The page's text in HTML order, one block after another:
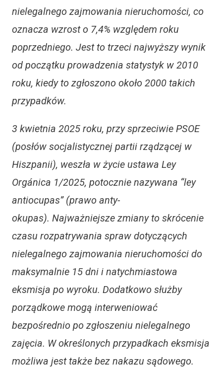
nielegalnego zajmowania nieruchomości, co
oznacza wzrost o 7,4% względem roku
poprzedniego. Jest to trzeci najwyższy wynik
od początku prowadzenia statystyk w 2010
roku, kiedy to zgłoszono około 2000 takich
przypadków.
3 kwietnia 2025 roku, przy sprzeciwie PSOE
(posłów socjalistycznej partii rządzącej w
Hiszpanii), weszła w życie ustawa Ley
Orgánica 1/2025, potocznie nazywana “ley
antiocupas” (prawo anty-
okupas). Najważniejsze zmiany to skrócenie
czasu rozpatrywania spraw dotyczących
nielegalnego zajmowania nieruchomości do
maksymalnie 15 dni i natychmiastowa
eksmisja po wyroku. Dodatkowo służby
porządkowe mogą interweniować
bezpośrednio po zgłoszeniu nielegalnego
zajęcia. W określonych przypadkach eksmisja
możliwa jest także bez nakazu sądowego.